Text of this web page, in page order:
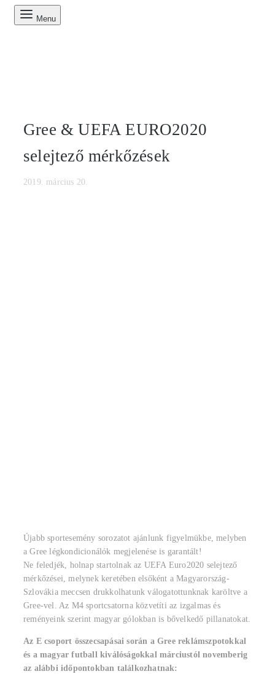
Menu
Gree & UEFA EURO2020
selejtező mérkőzések
2019. március 20.
Újabb sportesemény sorozatot ajánlunk figyelmükbe, melyben
a Gree légkondicionálók megjelenése is garantált!
Ne feledjék, holnap startolnak az UEFA Euro2020 selejtező
mérkőzései, melynek keretében elsőként a Magyarország-
Szlovákia meccsen drukkolhatunk válogatottunknak karöltve a
Gree-vel. Az M4 sportcsatorna közvetíti az izgalmas és
reményeink szerint magyar gólokban is bővelkedő pillanatokat.
Az E csoport összecsapásai során a Gree reklámszpotokkal
és a magyar futball kiválóságokkal márciustól novemberig
az alábbi időpontokban találkozhatnak: